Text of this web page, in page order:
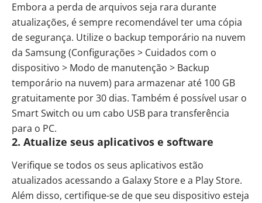
Embora a perda de arquivos seja rara durante
atualizações, é sempre recomendável ter uma cópia
de segurança. Utilize o backup temporário na nuvem
da Samsung (Configurações > Cuidados com o
dispositivo > Modo de manutenção > Backup
temporário na nuvem) para armazenar até 100 GB
gratuitamente por 30 dias. Também é possível usar o
Smart Switch ou um cabo USB para transferência
para o PC.
2. Atualize seus aplicativos e software
Verifique se todos os seus aplicativos estão
atualizados acessando a Galaxy Store e a Play Store.
Além disso, certifique-se de que seu dispositivo esteja